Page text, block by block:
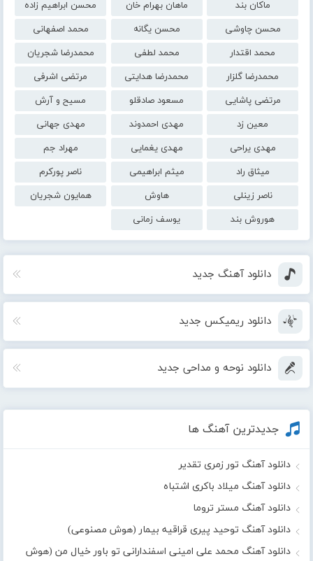
ماکان بند
ماهان بهرام خان
محسن ابراهیم زاده
محسن چاوشی
محسن یگانه
محمد اصفهانی
محمد اقتدار
محمد لطفی
محمدرضا شجریان
محمدرضا گلزار
محمدرضا هدایتی
مرتضی اشرفی
مرتضی پاشایی
مسعود صادقلو
مسیح و آرش
معین زد
مهدی احمدوند
مهدی جهانی
مهدی یراحی
مهدی یغمایی
مهراد جم
میثاق راد
میثم ابراهیمی
ناصر پورکرم
ناصر زینلی
هاوش
همایون شجریان
هوروش بند
یوسف زمانی
دانلود آهنگ جدید
دانلود ریمیکس جدید
دانلود نوحه و مداحی جدید
جدیدترین آهنگ ها
دانلود آهنگ تور زمری تقدیر
دانلود آهنگ میلاد باکری اشتباه
دانلود آهنگ مستر تروما
دانلود آهنگ توحید پیری قراقیه بیمار (هوش مصنوعی)
دانلود آهنگ محمد علی امینی اسفندارانی تو باور خیال من (هوش